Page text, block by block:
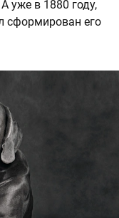
уже в 1880 году,
сформирован его